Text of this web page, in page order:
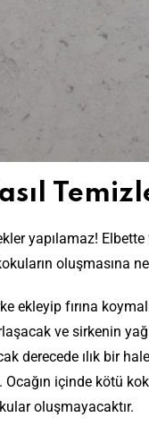
yapılamaz!
oluşmasına
ekleyip fırına
ve sirkenin
derecede ılık bir
içinde kötü
oluşmayacaktır.